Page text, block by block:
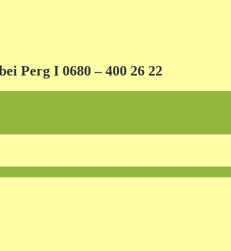
Perg I 0680 – 400 26 22